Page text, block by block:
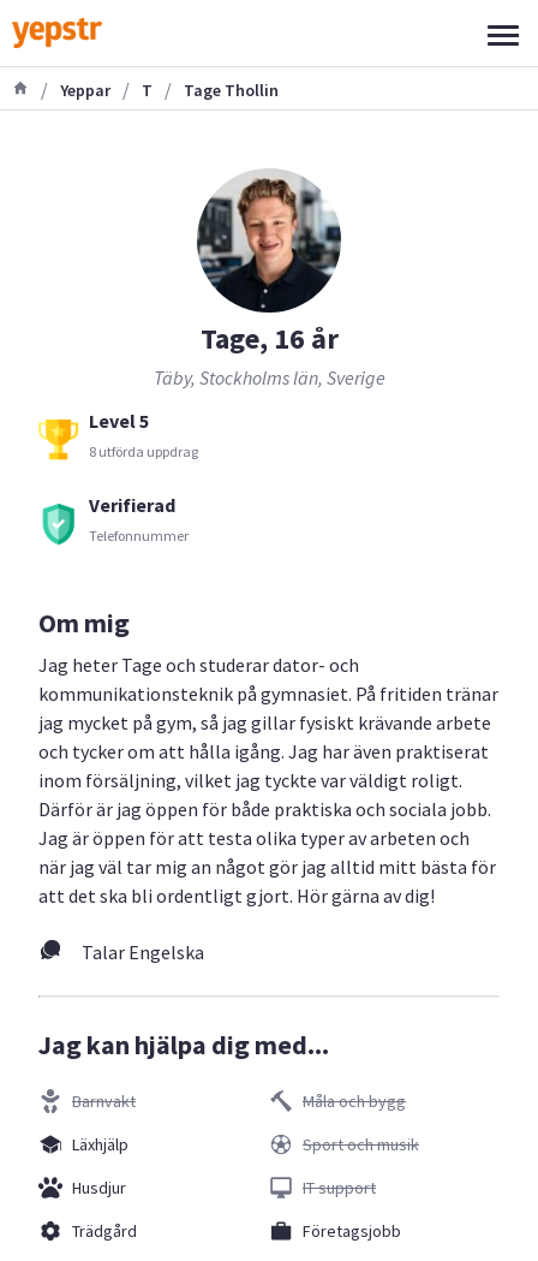
/ Yeppar / T / Tage Thollin
Tage, 16 år
Täby, Stockholms län, Sverige
Level 5
8 utförda uppdrag
Verifierad
Telefonnummer
Om mig
Jag heter Tage och studerar dator- och
kommunikationsteknik på gymnasiet. På fritiden tränar
jag mycket på gym, så jag gillar fysiskt krävande arbete
och tycker om att hålla igång. Jag har även praktiserat
inom försäljning, vilket jag tyckte var väldigt roligt.
Därför är jag öppen för både praktiska och sociala jobb.
Jag är öppen för att testa olika typer av arbeten och
när jag väl tar mig an något gör jag alltid mitt bästa för
att det ska bli ordentligt gjort. Hör gärna av dig!
Talar Engelska
Jag kan hjälpa dig med...
Barnvakt
Läxhjälp
Husdjur
Trädgård
Måla och bygg
Sport och musik
IT support
Företagsjobb